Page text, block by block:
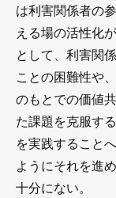
は利害関係者の
える場の活性化
として、利害関
ことの困難性や
のもとでの価値
た課題を克服す
を実践すること
ようにそれを進
十分にない。